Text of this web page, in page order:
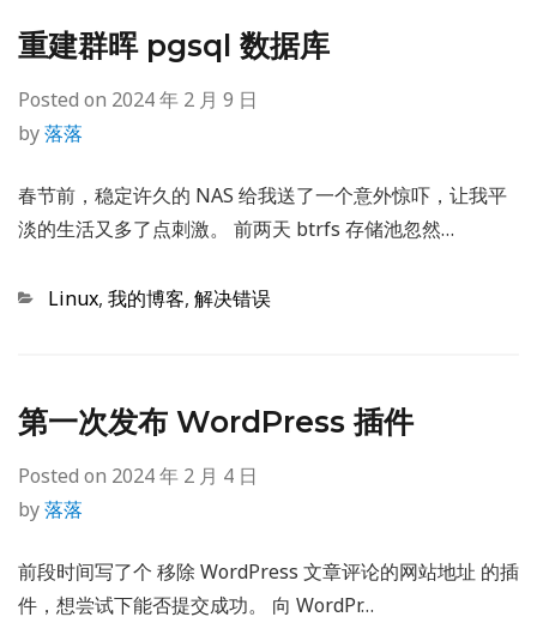
重建群晖 pgsql 数据库
Posted on 2024 年 2 月 9 日
by落落
春节前，稳定许久的 NAS 给我送了一个意外惊吓，让我平
淡的生活又多了点刺激。 前两天 btrfs 存储池忽然…
Categories
Linux, 我的博客, 解决错误
第一次发布 WordPress 插件
Posted on 2024 年 2 月 4 日
by落落
前段时间写了个 移除 WordPress 文章评论的网站地址 的插
件，想尝试下能否提交成功。 向 WordPr…